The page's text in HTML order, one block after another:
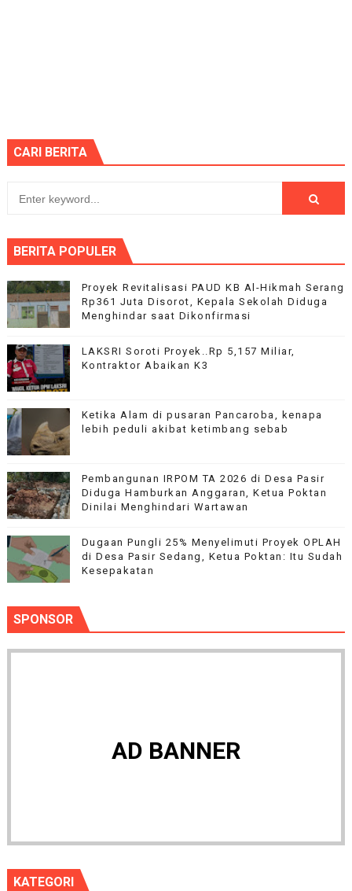
CARI BERITA
BERITA POPULER
Proyek Revitalisasi PAUD KB Al-Hikmah Serang
Rp361 Juta Disorot, Kepala Sekolah Diduga
Menghindar saat Dikonfirmasi
LAKSRI Soroti Proyek..Rp 5,157 Miliar,
Kontraktor Abaikan K3
Ketika Alam di pusaran Pancaroba, kenapa
lebih peduli akibat ketimbang sebab
Pembangunan IRPOM TA 2026 di Desa Pasir
Diduga Hamburkan Anggaran, Ketua Poktan
Dinilai Menghindari Wartawan
Dugaan Pungli 25% Menyelimuti Proyek OPLAH
di Desa Pasir Sedang, Ketua Poktan: Itu Sudah
Kesepakatan
SPONSOR
AD BANNER
KATEGORI